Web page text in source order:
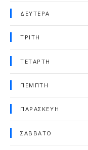
ΔΕΥΤΈΡΑ
ΤΡΊΤΗ
ΤΕΤΆΡΤΗ
ΠΈΜΠΤΗ
ΠΑΡΑΣΚΕΥΉ
ΣΆΒΒΑΤΟ